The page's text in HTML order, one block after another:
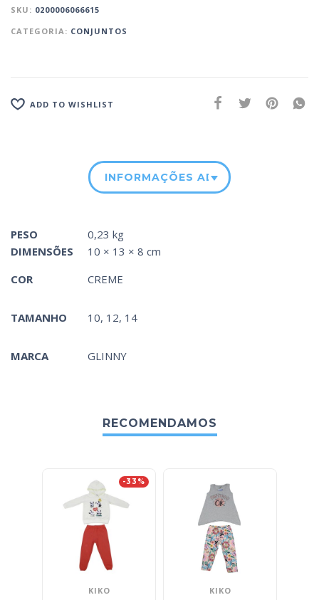
SKU: 0200006066615
CATEGORIA: CONJUNTOS
ADD TO WISHLIST
INFORMAÇÕES ADICIONAIS
PESO
0,23 kg
DIMENSÕES
10 × 13 × 8 cm
COR
CREME
TAMANHO 10, 12, 14
MARCA GLINNY
RECOMENDAMOS
-33%
KIKO KIKO